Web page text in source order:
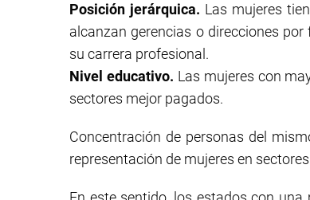
Posición jerárquica. Las mujeres
alcanzan gerencias o direcciones
su carrera profesional.
Nivel educativo. Las mujeres con
sectores mejor pagados.
Concentración de personas del
representación de mujeres en